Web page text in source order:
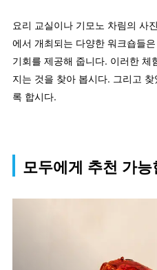
요리 교실이나 기모노 차림의 사
에서 개최되는 다양한 워크숍들
기회를 제공해 줍니다. 이러한 체
지는 것을 찾아 봅시다. 그리고
록 합시다.
모두에게 추천 가능